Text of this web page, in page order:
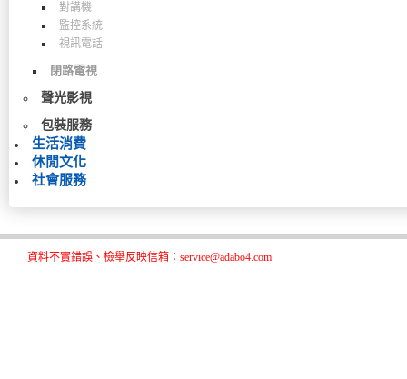
對講機
監控系統
視訊電話
閉路電視
聲光影視
包裝服務
生活消費
休閒文化
社會服務
資料不實錯誤、檢舉反映信箱：service@adabo4.com